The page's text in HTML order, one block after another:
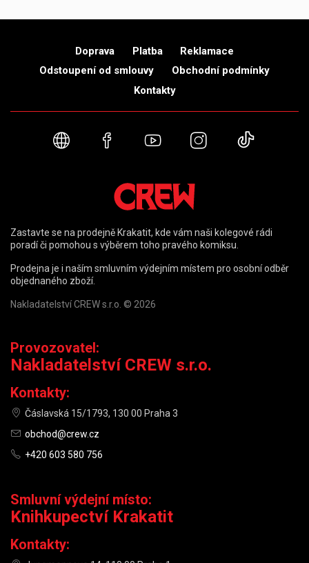
Doprava Platba
Reklamace
Odstoupení od smlouvy
Obchodní podmínky
Kontakty
Webové stránky
FacebookYouTubeInstagram
Zastavte se na prodejně Krakatit, kde vám naši kolegové rádi
poradí či pomohou s výběrem toho pravého komiksu.
Prodejna je i naším smluvním výdejním místem pro osobní odběr
objednaného zboží.
Nakladatelství CREW s.r.o. © 2026
Provozovatel:
Nakladatelství CREW s.r.o.
Kontakty:
Čáslavská 15/1793, 130 00 Praha 3
obchod@crew.cz
+420 603 580 756
Smluvní výdejní místo:
Knihkupectví Krakatit
Kontakty: